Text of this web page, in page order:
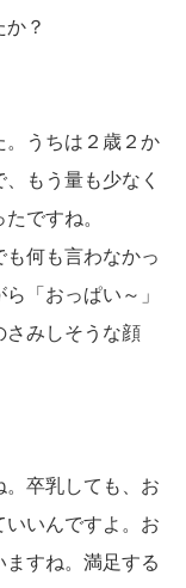
？
。うちは２歳２か
もう量も少なく
ですね。
何も言わなかっ
「おっぱい～」
さみしそうな顔
卒乳しても、お
いいんですよ。お
すね。満足する